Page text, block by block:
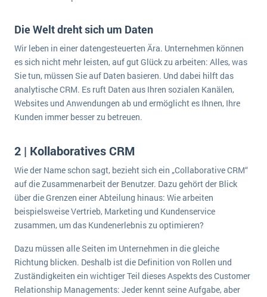
Die Welt dreht sich um Daten
Wir leben in einer datengesteuerten Ära. Unternehmen können
es sich nicht mehr leisten, auf gut Glück zu arbeiten: Alles, was
Sie tun, müssen Sie auf Daten basieren. Und dabei hilft das
analytische CRM. Es ruft Daten aus Ihren sozialen Kanälen,
Websites und Anwendungen ab und ermöglicht es Ihnen, Ihre
Kunden immer besser zu betreuen.
2 | Kollaboratives CRM
Wie der Name schon sagt, bezieht sich ein „Collaborative CRM“
auf die Zusammenarbeit der Benutzer. Dazu gehört der Blick
über die Grenzen einer Abteilung hinaus: Wie arbeiten
beispielsweise Vertrieb, Marketing und Kundenservice
zusammen, um das Kundenerlebnis zu optimieren?
Dazu müssen alle Seiten im Unternehmen in die gleiche
Richtung blicken. Deshalb ist die Definition von Rollen und
Zuständigkeiten ein wichtiger Teil dieses Aspekts des Customer
Relationship Managements: Jeder kennt seine Aufgabe, aber